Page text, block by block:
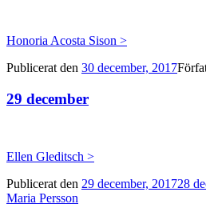
Honoria Acosta Sison >
Publicerat den 30 december, 2017
29 december
Ellen Gleditsch >
Publicerat den 29 december, 201728
Maria Persson